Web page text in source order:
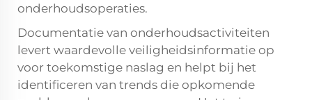
onderhoudsoperaties.
Documentatie van onderhoudsactiviteiten
levert waardevolle veiligheidsinformatie op
voor toekomstige naslag en helpt bij het
identificeren van trends die opkomende